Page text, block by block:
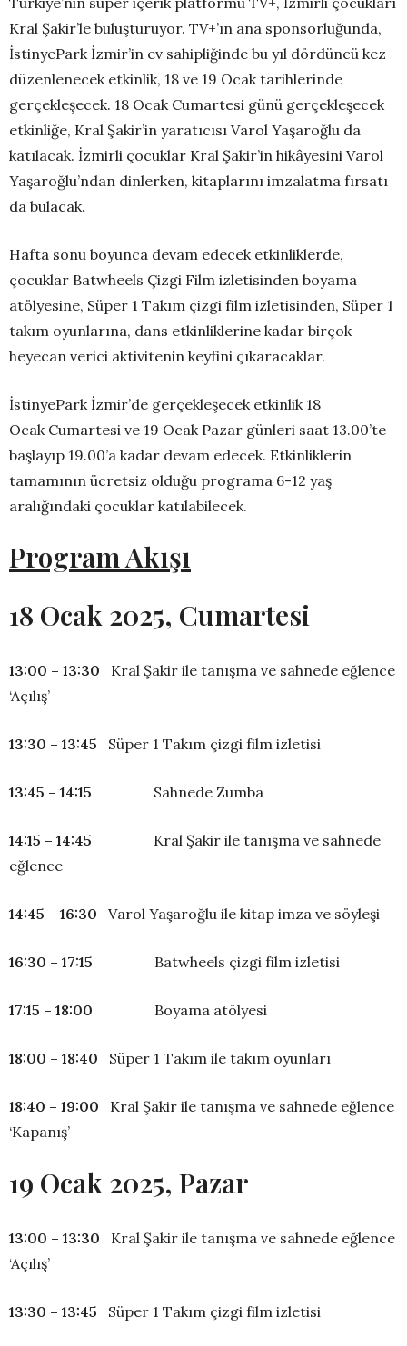
Kral Şakir’le buluşturuyor. TV+’ın ana sponsorluğunda,
İstinyePark İzmir’in ev sahipliğinde bu yıl dördüncü kez
düzenlenecek etkinlik, 18 ve 19 Ocak tarihlerinde
gerçekleşecek. 18 Ocak Cumartesi günü gerçekleşecek
etkinliğe, Kral Şakir’in yaratıcısı Varol Yaşaroğlu da
katılacak. İzmirli çocuklar Kral Şakir’in hikâyesini Varol
Yaşaroğlu’ndan dinlerken, kitaplarını imzalatma fırsatı
da bulacak.
Hafta sonu boyunca devam edecek etkinliklerde,
çocuklar Batwheels Çizgi Film izletisinden boyama
atölyesine, Süper 1 Takım çizgi film izletisinden, Süper 1
takım oyunlarına, dans etkinliklerine kadar birçok
heyecan verici aktivitenin keyfini çıkaracaklar.
İstinyePark İzmir’de gerçekleşecek etkinlik 18
Ocak Cumartesi ve 19 Ocak Pazar günleri saat 13.00’te
başlayıp 19.00’a kadar devam edecek. Etkinliklerin
tamamının ücretsiz olduğu programa 6-12 yaş
aralığındaki çocuklar katılabilecek.
Program Akışı
18 Ocak 2025, Cumartesi
13:00 – 13:30 Kral Şakir ile tanışma ve sahnede eğlence
‘Açılış’
13:30 – 13:45 Süper 1 Takım çizgi film izletisi
13:45 – 14:15 Sahnede Zumba
14:15 – 14:45 Kral Şakir ile tanışma ve sahnede
eğlence
14:45 – 16:30 Varol Yaşaroğlu ile kitap imza ve söyleşi
16:30 – 17:15 Batwheels çizgi film izletisi
17:15 – 18:00 Boyama atölyesi
18:00 – 18:40 Süper 1 Takım ile takım oyunları
18:40 – 19:00 Kral Şakir ile tanışma ve sahnede eğlence
‘Kapanış’
19 Ocak 2025, Pazar
13:00 – 13:30 Kral Şakir ile tanışma ve sahnede eğlence
‘Açılış’
13:30 – 13:45 Süper 1 Takım çizgi film izletisi